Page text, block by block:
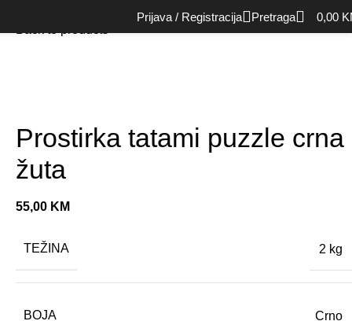
Prijava / Registracija Pretraga 0,00
Ostalo
Prostirka tatami puzzle crna žuta
Prostirka tatami puzzle crna
žuta
55,00 KM
TEŽINA 2 kg
BOJA Crno